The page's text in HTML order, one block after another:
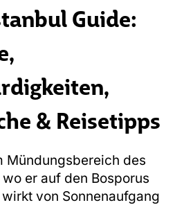
Guide:
& Reisetipps
Mündungsbereich des
wo er auf den Bosporus
von Sonnenaufgang